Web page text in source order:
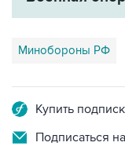
Минобороны РФ
Купить
Подписаться